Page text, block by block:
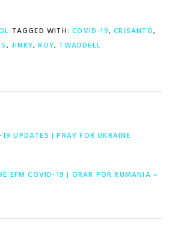
TAGGED WITH:COVID-19,CRISANTO,
,JINKY,ROY, TWADDELL
UPDATES | PRAY FOR UKRAINE
EFM COVID-19 | ORAR POR RUMANIA »